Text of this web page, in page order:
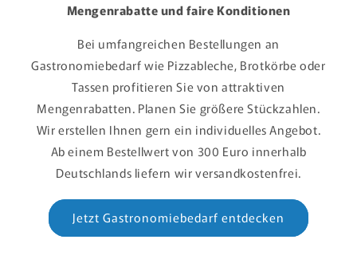
Mengenrabatte und faire Konditionen
Bei umfangreichen Bestellungen an
Gastronomiebedarf wie Pizzableche, Brotkörbe oder
Tassen profitieren Sie von attraktiven
Mengenrabatten. Planen Sie größere Stückzahlen.
Wir erstellen Ihnen gern ein individuelles Angebot.
Ab einem Bestellwert von 300 Euro innerhalb
Deutschlands liefern wir versandkostenfrei.
Jetzt Gastronomiebedarf entdecken